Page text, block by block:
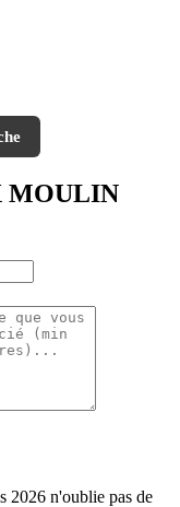
MOULIN
2026 n'oublie pas de